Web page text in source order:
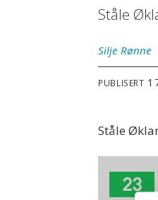
Ståle
Silje Rønne
PUBLISERT
Ståle